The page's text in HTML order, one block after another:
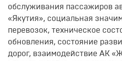
обслуживания пассажиров
«Якутия», социальная
перевозок, техническое
обновления, состояние
дорог, взаимодействие АК